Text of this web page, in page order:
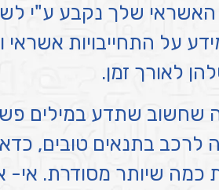
האשראי שלך נקבע ע"י
על התחייבויות
לאורך זמן.
שחשוב שתדע במילים
לרכב בתנאים טובים,
כמה שיותר מסודרת. אי-